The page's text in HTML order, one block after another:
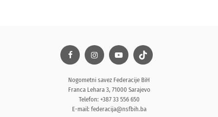
Nogometni savez Federacije BiH
Franca Lehara 3, 71000 Sarajevo
Telefon: +387 33 556 650
E-mail: federacija@nsfbih.ba